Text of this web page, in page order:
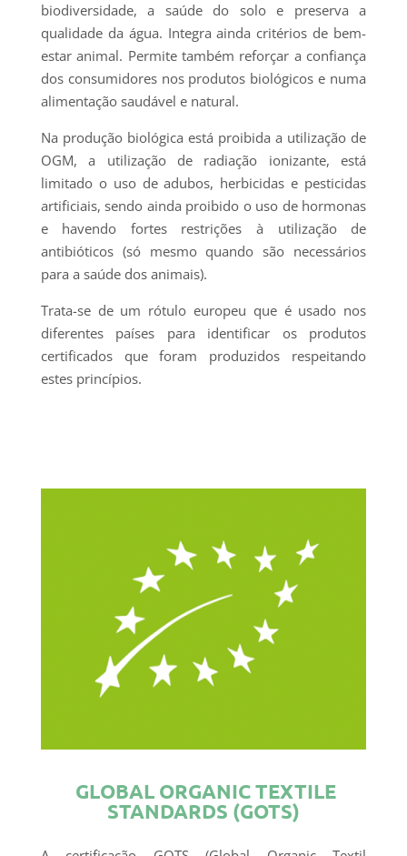
biodiversidade, a saúde do solo e preserva a
qualidade da água. Integra ainda critérios de bem-
estar animal. Permite também reforçar a confiança
dos consumidores nos produtos biológicos e numa
alimentação saudável e natural.
Na produção biológica está proibida a utilização de
OGM, a utilização de radiação ionizante, está
limitado o uso de adubos, herbicidas e pesticidas
artificiais, sendo ainda proibido o uso de hormonas
e havendo fortes restrições à utilização de
antibióticos (só mesmo quando são necessários
para a saúde dos animais).
Trata-se de um rótulo europeu que é usado nos
diferentes países para identificar os produtos
certificados que foram produzidos respeitando
estes princípios.
GLOBAL ORGANIC TEXTILE
STANDARDS (GOTS)